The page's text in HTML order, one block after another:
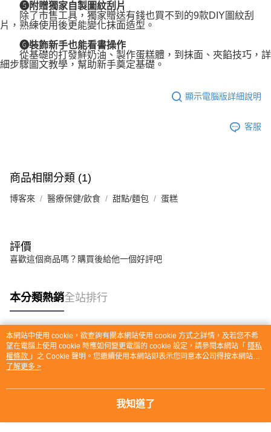
➎附贈獨家自製圖紋刮片
除了市售工具，獨家贈送有錢也買不到的9款DIY圖紋刮
片，熟練使用後更能變化抹面造型。
➏裝飾新手也能看書操作
從基礎的打發鮮奶油、製作蛋糕體，到抹面、夾餡技巧，詳
細步驟圖文教學，幫助新手奠定基礎。
顯示電腦版詳細說明
客服
商品相關分類 (1)
博客來 醫療保健/飲食 甜點/麵包 蛋糕
評價
喜歡這個商品嗎？購買後給他一個好評吧
本分類熱銷全站排行
熱門標籤
本網站中使用 cookie，欲查詢有關本網站使用 cookie 方式之詳情，及若您不希
望在電腦上使用 cookie 時應如何變更電腦的 cookie 設定，請參閱本網站「 隱私
權條款 」之 Cookie 聲明。您繼續使用本網站即表示您同意本公司得按本網站使
用條款之 Cookie 聲明使用 cookie。
了解更多 >
我知道了